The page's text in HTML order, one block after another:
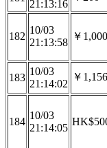
21:13:16
182
10/03
21:13:58
￥1,000
183
10/03
21:14:02
￥1,156
184
10/03
21:14:05